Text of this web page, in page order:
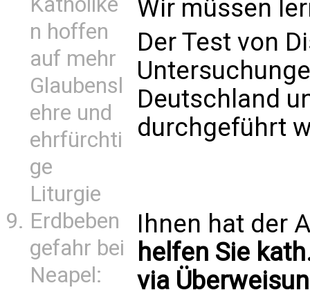
n hoffen
auf mehr
Glaubensl
ehre und
ehrfürchti
ge
Liturgie
Erdbeben
gefahr bei
Neapel:
Wir müssen
Der Test von
Deutschland
durchgeführt
Ihnen hat der
helfen Sie
via